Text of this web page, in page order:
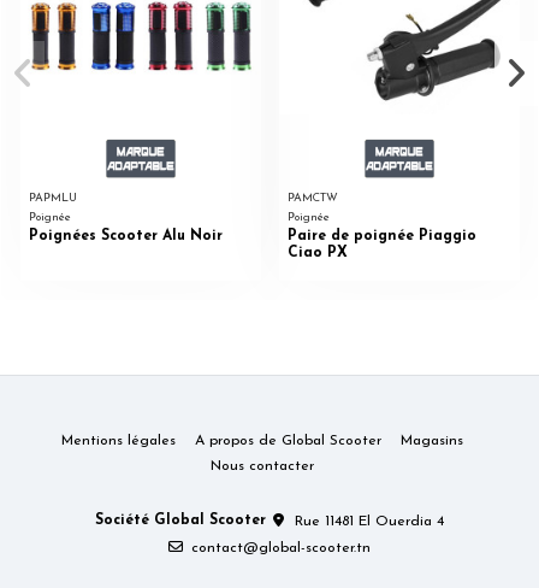
PAPMLU
Poignée
Poignées Scooter Alu Noir
PAMCTW
Poignée
Paire de poignée Piaggio
Ciao PX
Mentions légales A propos de Global Scooter
Magasins
Nous contacter
Société Global Scooter
Rue 11481 El Ouerdia 4
contact@global-scooter.tn